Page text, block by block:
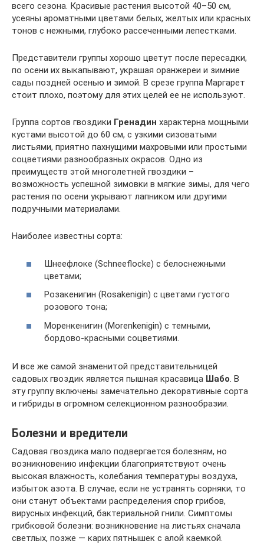
всего сезона. Красивые растения высотой 40–50 см,
усеяны ароматными цветами белых, желтых или красных
тонов с нежными, глубоко рассеченными лепестками.
Представители группы хорошо цветут после пересадки,
по осени их выкапывают, украшая оранжереи и зимние
сады поздней осенью и зимой. В срезе группа Маргарет
стоит плохо, поэтому для этих целей ее не используют.
Группа сортов гвоздики Гренадин характерна мощными
кустами высотой до 60 см, с узкими сизоватыми
листьями, приятно пахнущими махровыми или простыми
соцветиями разнообразных окрасов. Одно из
преимуществ этой многолетней гвоздики –
возможность успешной зимовки в мягкие зимы, для чего
растения по осени укрывают лапником или другими
подручными материалами.
Наиболее известны сорта:
Шнеефлоке (Schneeflocke) с белоснежными
цветами;
Розакенигин (Rosakеnigin) с цветами густого
розового тона;
Моренкенигин (Morenkеnigin) с темными,
бордово-красными соцветиями.
И все же самой знаменитой представительницей
садовых гвоздик является пышная красавица Шабо. В
эту группу включены замечательно декоративные сорта
и гибриды в огромном селекционном разнообразии.
Болезни и вредители
Садовая гвоздика мало подвергается болезням, но
возникновению инфекции благоприятствуют очень
высокая влажность, колебания температуры воздуха,
избыток азота. В случае, если не устранять сорняки, то
они станут объектами распределения спор грибов,
вирусных инфекций, бактериальной гнили. Симптомы
грибковой болезни: возникновение на листьях сначала
светлых, позже — карих пятнышек с алой каемкой.